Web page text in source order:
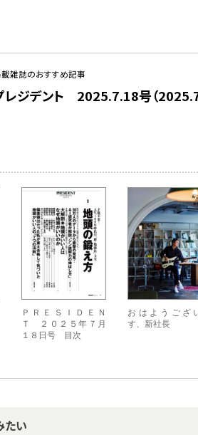
雑誌のおすすめ記事
レジデント 2025.7.18号（
ＰＲＥＳＩＤＥＮ
Ｔ ２０２５年７月
１８日号 目次
おはようござ
す、新社長
たい